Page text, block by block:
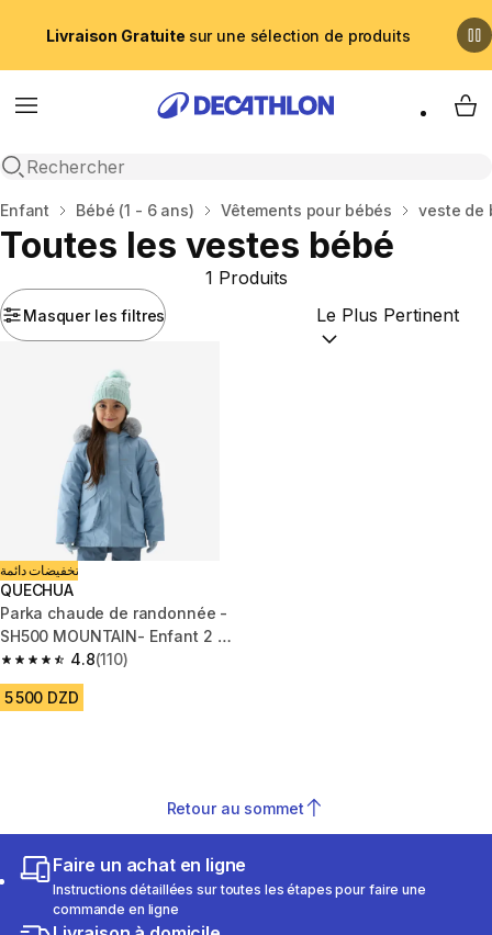
Livraison Gratuite sur une sélection de produits
Menu
Recherche ouverte
My
Accueil
Enfant Bébé (1 - 6 ans) Vêtements pour bébés veste de
Toutes les vestes bébé
Masquer les filtres
1 Produits
Trier par :(optional)
تخفيضات دائمة
QUECHUA
Parka chaude de randonnée -
SH500 MOUNTAIN- Enfant 2 -
6 ans
4.8
4.8 out of 5 stars from 110 reviews
(110)
5 500 DZD
Retour au sommet
Faire un achat en ligne
Instructions détaillées sur toutes les étapes pour faire une
commande en ligne